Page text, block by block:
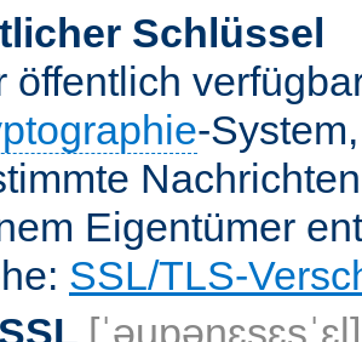
Schlüssel
öffentlich
-
Eigentümer
SSL/TLS-
[ˈəupənɛsɛsˈɛl]